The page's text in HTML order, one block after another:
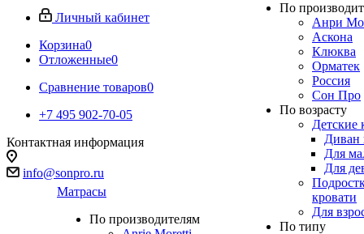
Матрасы
По производителям
По
Анри
Аскона
Клюква
Орматек
Россия
Сон Про
По возрасту
Детские
Диван
Для
Для
кровати
Для
По типу
Личный кабинет
Корзина0
Отложенные0
Сравнение товаров0
+7 495 902-70-05
Контактная информация
info@sonpro.ru